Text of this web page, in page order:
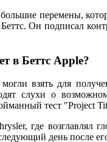
перемены,
Он подписал
в Беттс Apple?
взять для
слухи о
тест "Project
где возглавлял
день после